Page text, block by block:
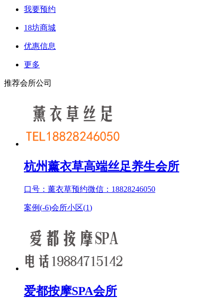
我要预约
18坊商城
优惠信息
更多
推荐会所公司
杭州薰衣草高端丝足养生会所
口号：薰衣草预约微信：18828246050
案例(-6)会所小区(1)
爱都按摩SPA会所